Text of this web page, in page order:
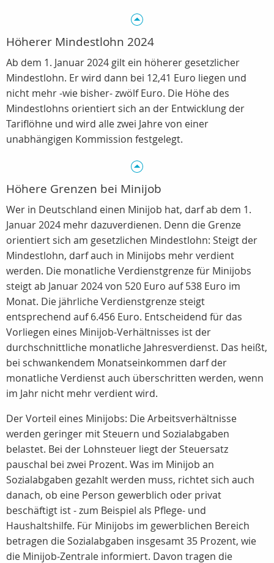
Höherer Mindestlohn 2024
Ab dem 1. Januar 2024 gilt ein höherer gesetzlicher
Mindestlohn. Er wird dann bei 12,41 Euro liegen und
nicht mehr -wie bisher- zwölf Euro. Die Höhe des
Mindestlohns orientiert sich an der Entwicklung der
Tariflöhne und wird alle zwei Jahre von einer
unabhängigen Kommission festgelegt.
Höhere Grenzen bei Minijob
Wer in Deutschland einen Minijob hat, darf ab dem 1.
Januar 2024 mehr dazuverdienen. Denn die Grenze
orientiert sich am gesetzlichen Mindestlohn: Steigt der
Mindestlohn, darf auch in Minijobs mehr verdient
werden. Die monatliche Verdienstgrenze für Minijobs
steigt ab Januar 2024 von 520 Euro auf 538 Euro im
Monat. Die jährliche Verdienstgrenze steigt
entsprechend auf 6.456 Euro. Entscheidend für das
Vorliegen eines Minijob-Verhältnisses ist der
durchschnittliche monatliche Jahresverdienst. Das heißt,
bei schwankendem Monatseinkommen darf der
monatliche Verdienst auch überschritten werden, wenn
im Jahr nicht mehr verdient wird.
Der Vorteil eines Minijobs: Die Arbeitsverhältnisse
werden geringer mit Steuern und Sozialabgaben
belastet. Bei der Lohnsteuer liegt der Steuersatz
pauschal bei zwei Prozent. Was im Minijob an
Sozialabgaben gezahlt werden muss, richtet sich auch
danach, ob eine Person gewerblich oder privat
beschäftigt ist - zum Beispiel als Pflege- und
Haushaltshilfe. Für Minijobs im gewerblichen Bereich
betragen die Sozialabgaben insgesamt 35 Prozent, wie
die Minijob-Zentrale informiert. Davon tragen die